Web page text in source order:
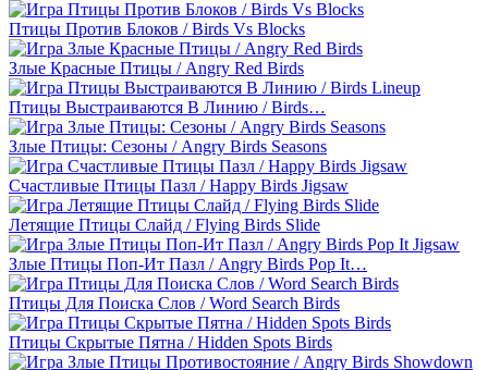
Птицы Против Блоков / Birds Vs Blocks
Злые Красные Птицы / Angry Red Birds
Птицы Выстраиваются В Линию / Birds…
Злые Птицы: Сезоны / Angry Birds Seasons
Счастливые Птицы Пазл / Happy Birds Jigsaw
Летящие Птицы Слайд / Flying Birds Slide
Злые Птицы Поп-Ит Пазл / Angry Birds Pop It…
Птицы Для Поиска Слов / Word Search Birds
Птицы Скрытые Пятна / Hidden Spots Birds